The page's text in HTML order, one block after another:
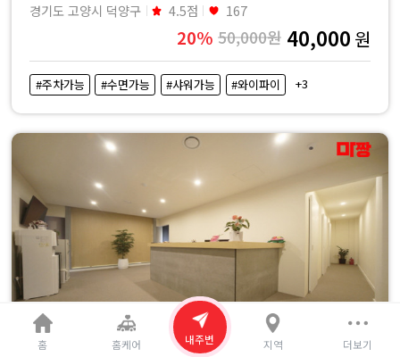
경기도 고양시 덕양구 4.5점 167
20% 50,000원 40,000 원
#주차가능 #수면가능 #샤워가능 #와이파이 +3
홈 홈케어 내주변 지역 더보기